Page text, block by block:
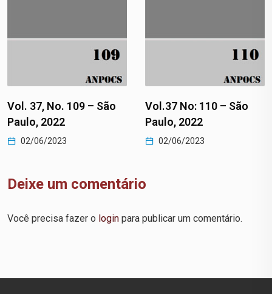
Vol. 37, No. 109 – São
Paulo, 2022
02/06/2023
Vol.37 No: 110 – São
Paulo, 2022
02/06/2023
Deixe um comentário
Você precisa fazer o login para publicar um comentário.